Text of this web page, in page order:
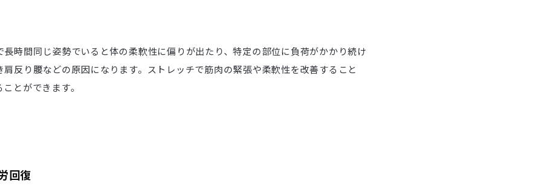
長時間同じ姿勢でいると体の柔軟性に偏りが出たり、特定の部位に負荷がかかり続け
肩反り腰などの原因になります。ストレッチで筋肉の緊張や柔軟性を改善すること
とができます。
回復